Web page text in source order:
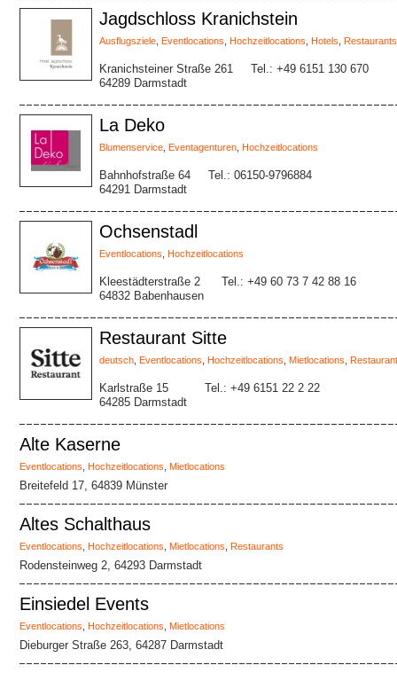
Jagdschloss Kranichstein
Ausflugsziele Eventlocations Hochzeitlocations Hotels Restaurants
Kranichsteiner Straße 261
64289 Darmstadt
Tel.: +49 6151 130 670
La Deko
Blumenservice Eventagenturen Hochzeitlocations
Bahnhofstraße 64
64291 Darmstadt
Tel.: 06150-9796884
Ochsenstadl
Eventlocations Hochzeitlocations
Kleestädterstraße 2
64832 Babenhausen
Tel.: +49 60 73 7 42 88 16
Restaurant Sitte
deutsch Eventlocations Hochzeitlocations Mietlocations
Karlstraße 15
64285 Darmstadt
Tel.: +49 6151 22 2 22
Alte Kaserne
Eventlocations Hochzeitlocations Mietlocations
Breitefeld 17, 64839 Münster
Altes Schalthaus
Eventlocations Hochzeitlocations Mietlocations Restaurants
Rodensteinweg 2, 64293 Darmstadt
Einsiedel Events
Eventlocations Hochzeitlocations Mietlocations
Dieburger Straße 263, 64287 Darmstadt